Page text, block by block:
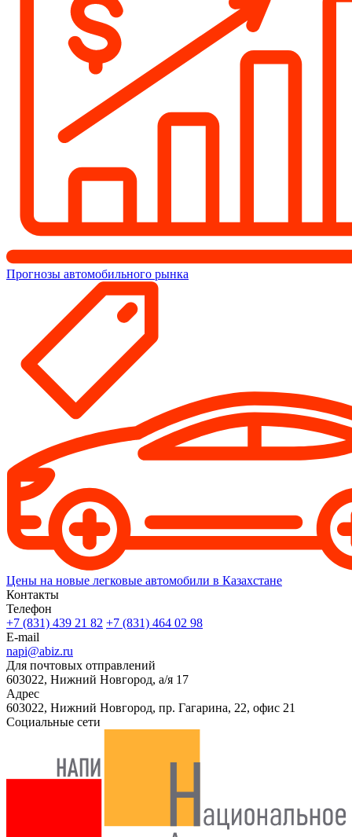
Прогнозы автомобильного рынка
Цены на новые легковые автомобили в Казахстане
Контакты
Телефон
+7 (831) 439 21 82 +7 (831) 464 02 98
E-mail
napi@abiz.ru
Для почтовых отправлений
603022, Нижний Новгород, а/я 17
Адрес
603022, Нижний Новгород, пр. Гагарина, 22, офис 21
Социальные сети